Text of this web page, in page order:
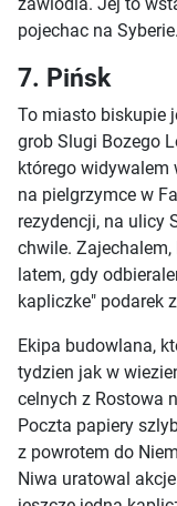
pojechac na Syberie.
7. Pińsk
To miasto biskupie
grob Slugi Bozego
którego widywalem
na pielgrzymce w
rezydencji, na ulicy
chwile.
latem, gdy
kapliczke" podarek
Ekipa budowlana,
tydzien jak w
celnych z Rostowa
Poczta papiery
z powrotem do
Niwa uratowal